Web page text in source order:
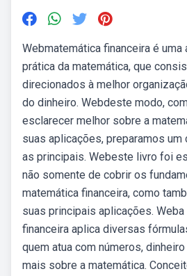
Webmatemática financeira é uma
prática da matemática, que
direcionados à melhor
do dinheiro. Webdeste modo,
esclarecer melhor sobre a
suas aplicações, preparamos um
as principais. Webeste livro foi
não somente de cobrir os
matemática financeira, como
suas principais aplicações.
financeira aplica diversas
quem atua com números,
mais sobre a matemática.